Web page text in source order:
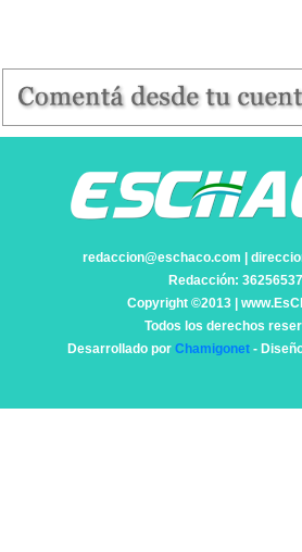
redaccion@eschaco.com |
Redacción:
Copyright ©2013 |
Todos los derechos
Desarrollado por Chamigonet-